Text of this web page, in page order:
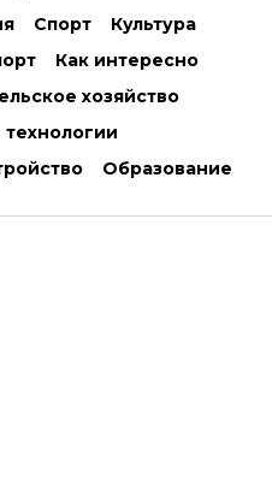
Спорт
Культура
Как интересно
хозяйство
технологии
Образование